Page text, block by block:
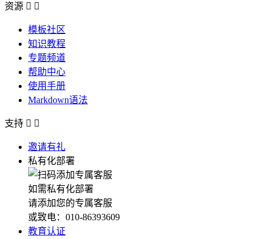
资源  
模板社区
知识教程
专题频道
帮助中心
使用手册
Markdown语法
支持  
邀请有礼
私有化部署
如需私有化部署
请添加您的专属客服
或致电：010-86393609
教育认证